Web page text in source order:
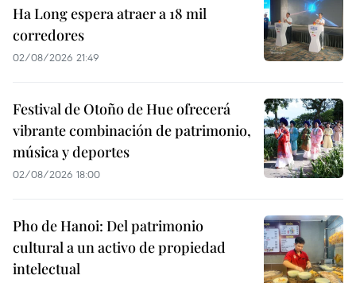
Ha Long espera atraer a 18 mil
corredores
02/08/2026 21:49
Festival de Otoño de Hue ofrecerá
vibrante combinación de patrimonio,
música y deportes
02/08/2026 18:00
Pho de Hanoi: Del patrimonio
cultural a un activo de propiedad
intelectual